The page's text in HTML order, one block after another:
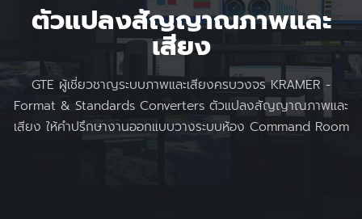
ตัวแปลงสัญญาณภาพและ
เสียง
GTE ผู้เชี่ยวชาญระบบภาพและเสียงครบวงจร KRAMER -
Format & Standards Converters ตัวแปลงสัญญาณภาพและ
เสียง ให้คำปรึกษางานออกแบบวางระบบห้อง Command Room